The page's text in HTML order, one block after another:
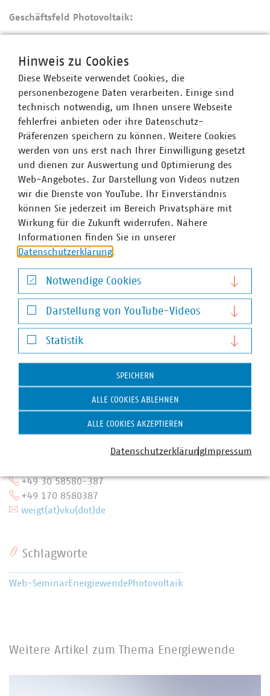
Geschäftsfeld Photovoltaik:
Tel.: +49 30 58580-431
E-Mail: broedel(at)vku(dot)de
Ansprechpartner
Dr. Jürgen Weigt
stellv. Bereichsleiter / Senior Fachgebietsleiter
+49 30 58580-387
+49 170 8580387
weigt(at)vku(dot)de
Schlagworte
Web-SeminarEnergiewendePhotovoltaik
Weitere Artikel zum Thema Energiewende
Hinweis zu Cookies
Diese Webseite verwendet Cookies, die
personenbezogene Daten verarbeiten. Einige sind
technisch notwendig, um Ihnen unsere Webseite
fehlerfrei anbieten oder ihre Datenschutz-
Präferenzen speichern zu können. Weitere Cookies
werden von uns erst nach Ihrer Einwilligung gesetzt
und dienen zur Auswertung und Optimierung des
Web-Angebotes. Zur Darstellung von Videos nutzen
wir die Dienste von YouTube. Ihr Einverständnis
können Sie jederzeit im Bereich Privatsphäre mit
Wirkung für die Zukunft widerrufen. Nähere
Informationen finden Sie in unserer
Datenschutzerklärung.
Notwendige Cookies
Notwendige Cookies
Darstellung von YouTube-Videos
Darstellung von YouTube-Videos
Statistik
Statistik
SPEICHERN
ALLE COOKIES ABLEHNEN
ALLE COOKIES AKZEPTIEREN
DatenschutzerklärungImpressum